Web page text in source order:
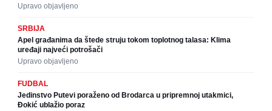
Upravo objavljeno
SRBIJA
Apel građanima da štede struju tokom toplotnog talasa: Klima
uređaji najveći potrošači
Upravo objavljeno
FUDBAL
Jedinstvo Putevi poraženo od Brodarca u pripremnoj utakmici,
Đokić ublažio poraz